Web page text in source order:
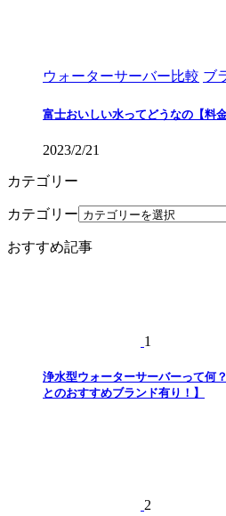
ウォーターサーバー比較 ブ
富士おいしい水ってどうなの【料
2023/2/21
カテゴリー
カテゴリー
おすすめ記事
1
浄水型ウォーターサーバーって何
とのおすすめブランド有り！】
2